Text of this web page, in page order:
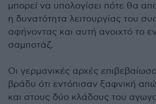
μπορεί να υπολογίσει πότε θα
η δυνατότητα λειτουργίας του
αφήνοντας και αυτή ανοιχτό το
σαμποτάζ.
Οι γερμανικές αρχές
βράδυ ότι εντόπισαν ξαφνική
και στους δύο κλάδους του